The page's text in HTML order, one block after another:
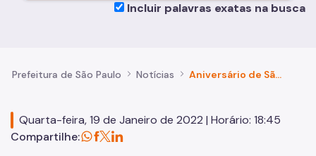
Incluir palavras exatas na busca
Prefeitura de São Paulo Notícias Aniversário de São Paulo abre programação do Centenário da Semana de Arte Moderna de 1922
Quarta-feira, 19 de Janeiro de 2022 | Horário: 18:45
Compartilhe: